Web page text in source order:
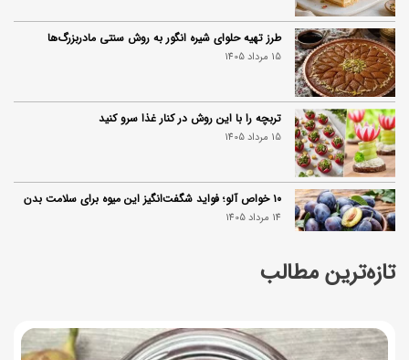
تازه‌ترین مطالب
طرز تهیه حلوای شیره انگور به روش سنتی مادربزرگ‌ها
15 مرداد 1405
تربچه را با این روش در کنار غذا سرو کنید
15 مرداد 1405
۱۰ خواص آلو؛ فواید شگفت‌انگیز این میوه برای سلامت بدن
14 مرداد 1405
فردا ۱۵ مرداد کالابرگ این افراد واریز می‌شود